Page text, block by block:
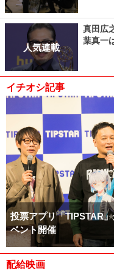
人気連載
真田広
葉真一
イチオシ記事
投票アプリ「TIPSTAR
ベント開催
配給映画